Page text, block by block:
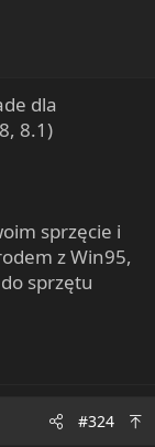
dla
8.1)
sprzęcie i
z Win95,
sprzętu
#324